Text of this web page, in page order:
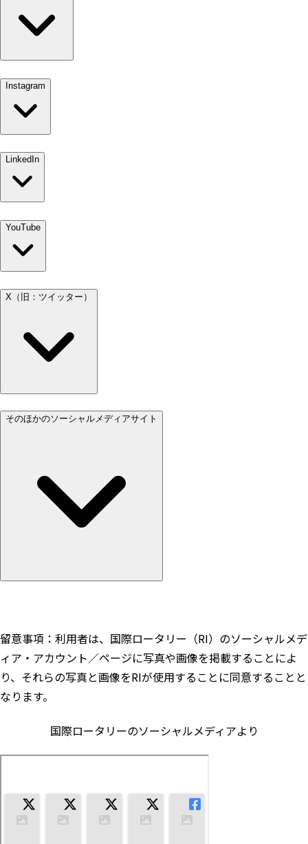
Instagram
LinkedIn
YouTube
X（旧：ツイッター）
そのほかのソーシャルメディアサイト
留意事項：利用者は、国際ロータリー（RI）のソーシャルメデ
ィア・アカウント／ページに写真や画像を掲載することによ
り、それらの写真と画像をRIが使用することに同意することと
なります。
国際ロータリーのソーシャルメディアより